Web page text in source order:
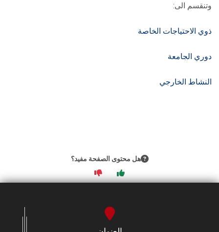
سجل الان
وتنقسم الى:
ذوي الاحتياجات الخاصة
دوري الجامعة
النشاط الخارجي
هل محتوى الصفحة مفيد؟